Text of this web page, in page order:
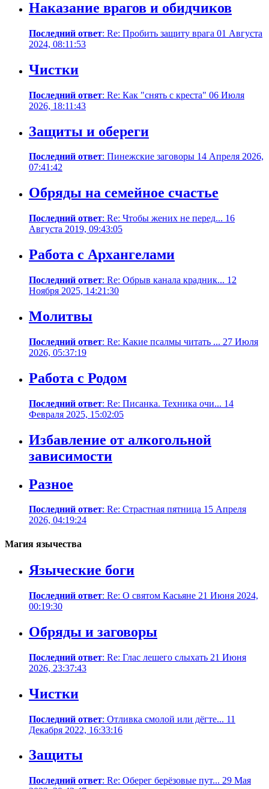
Наказание врагов и обидчиков
Последний ответ: Re: Пробить защиту врага 01 Августа
2024, 08:11:53
Чистки
Последний ответ: Re: Как "снять с креста" 06 Июля
2026, 18:11:43
Защиты и обереги
Последний ответ: Пинежские заговоры 14 Апреля 2026,
07:41:42
Обряды на семейное счастье
Последний ответ: Re: Чтобы жених не перед... 16
Августа 2019, 09:43:05
Работа с Архангелами
Последний ответ: Re: Обрыв канала крадник... 12
Ноября 2025, 14:21:30
Молитвы
Последний ответ: Re: Какие псалмы читать ... 27 Июля
2026, 05:37:19
Работа с Родом
Последний ответ: Re: Писанка. Техника очи... 14
Февраля 2025, 15:02:05
Избавление от алкогольной
зависимости
Разное
Последний ответ: Re: Страстная пятница 15 Апреля
2026, 04:19:24
Магия язычества
Языческие боги
Последний ответ: Re: О святом Касьяне 21 Июня 2024,
00:19:30
Обряды и заговоры
Последний ответ: Re: Глас лешего слыхать 21 Июня
2026, 23:37:43
Чистки
Последний ответ: Отливка смолой или дёгте... 11
Декабря 2022, 16:33:16
Защиты
Последний ответ: Re: Оберег берёзовые пут... 29 Мая